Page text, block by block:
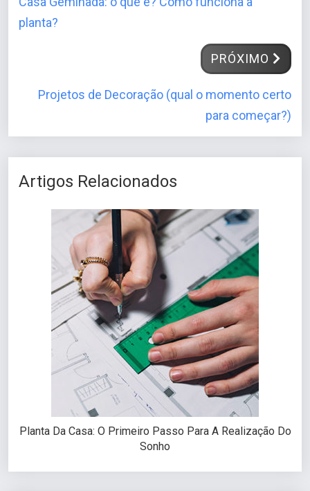
planta?
PRÓXIMO
Projetos de Decoração (qual o momento certo
para começar?)
Artigos Relacionados
Planta Da Casa: O Primeiro Passo Para A Realização Do
Sonho